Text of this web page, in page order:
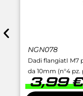
NGN078
Dadi flangiatI M7
da 10mm (n°4
3,99€